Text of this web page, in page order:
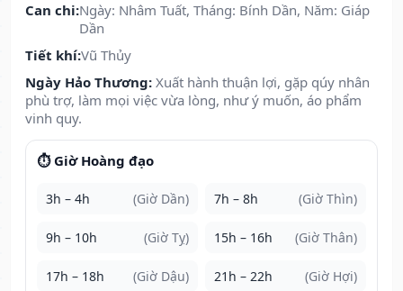
Can chi:Ngày: Nhâm Tuất, Tháng: Bính Dần, Năm: Giáp
Dần
Tiết khí:Vũ Thủy
Ngày Hảo Thương: Xuất hành thuận lợi, gặp qúy nhân
phù trợ, làm mọi việc vừa lòng, như ý muốn, áo phẩm
vinh quy.
⏱️ Giờ Hoàng đạo
3h – 4h (Giờ Dần) 7h – 8h (Giờ Thìn)
9h – 10h (Giờ Tỵ) 15h – 16h (Giờ Thân)
17h – 18h (Giờ Dậu) 21h – 22h (Giờ Hợi)